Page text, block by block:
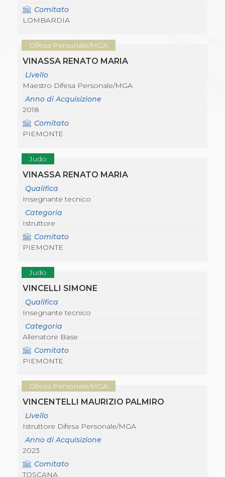
Comitato
LOMBARDIA
Difesa Personale/MGA
VINASSA RENATO MARIA
Livello
Maestro Difesa Personale/MGA
Anno di Acquisizione
2018
Comitato
PIEMONTE
Judo
VINASSA RENATO MARIA
Qualifica
Insegnante tecnico
Categoria
Istruttore
Comitato
PIEMONTE
Judo
VINCELLI SIMONE
Qualifica
Insegnante tecnico
Categoria
Allenatore Base
Comitato
PIEMONTE
Difesa Personale/MGA
VINCENTELLI MAURIZIO PALMIRO
Livello
Istruttore Difesa Personale/MGA
Anno di Acquisizione
2023
Comitato
TOSCANA